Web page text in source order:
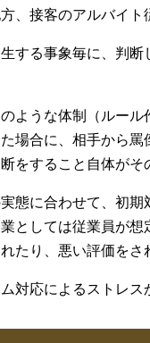
、接客のアルバイ
する事象毎に、判
ような体制（ルー
場合に、相手から
をすること自体がそ
態に合わせて、初
としては従業員が
たり、悪い評価をさ
対応によるストレス